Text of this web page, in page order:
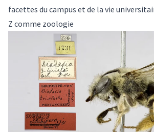
facettes du campus et de la vie
Z comme zoologie